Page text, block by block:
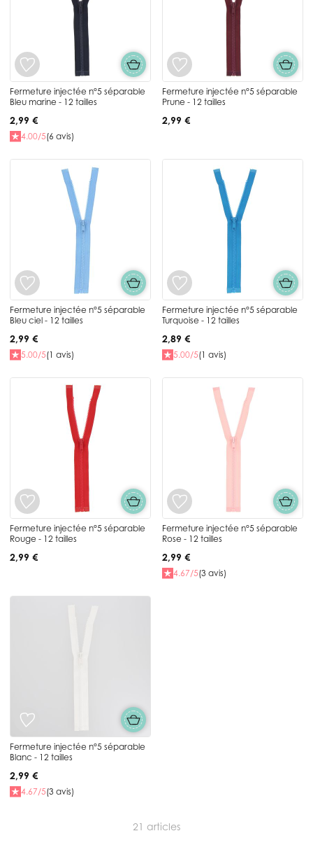
Fermeture injectée n°5 séparable
Bleu marine - 12 tailles
2,99 €
4.00/5(6 avis)
Fermeture injectée n°5 séparable
Prune - 12 tailles
2,99 €
Fermeture injectée n°5 séparable
Bleu ciel - 12 tailles
2,99 €
5.00/5(1 avis)
Fermeture injectée n°5 séparable
Turquoise - 12 tailles
2,89 €
5.00/5(1 avis)
Fermeture injectée n°5 séparable
Rouge - 12 tailles
2,99 €
Fermeture injectée n°5 séparable
Rose - 12 tailles
2,99 €
4.67/5(3 avis)
Fermeture injectée n°5 séparable
Blanc - 12 tailles
2,99 €
4.67/5(3 avis)
21 articles